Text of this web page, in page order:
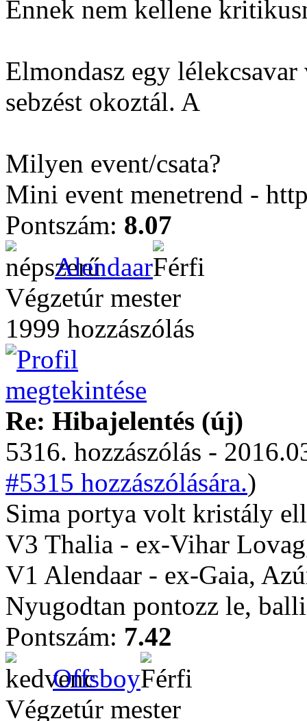
Ennek nem kellene
Elmondasz egy
sebzést okoztál. A
Milyen event/csata?
Mini event menetrend -
Pontszám: 8.07
Alendaar
Végzetúr mester
1999 hozzászólás
Re: Hibajelentés (új)
5316. hozzászólás -
#5315 hozzászólására.)
Sima portya volt kristály
V3 Thalia - ex-Vihar
V1 Alendaar - ex-Gaia,
Nyugodtan pontozz le,
Pontszám: 7.42
Offsboy
Végzetúr mester